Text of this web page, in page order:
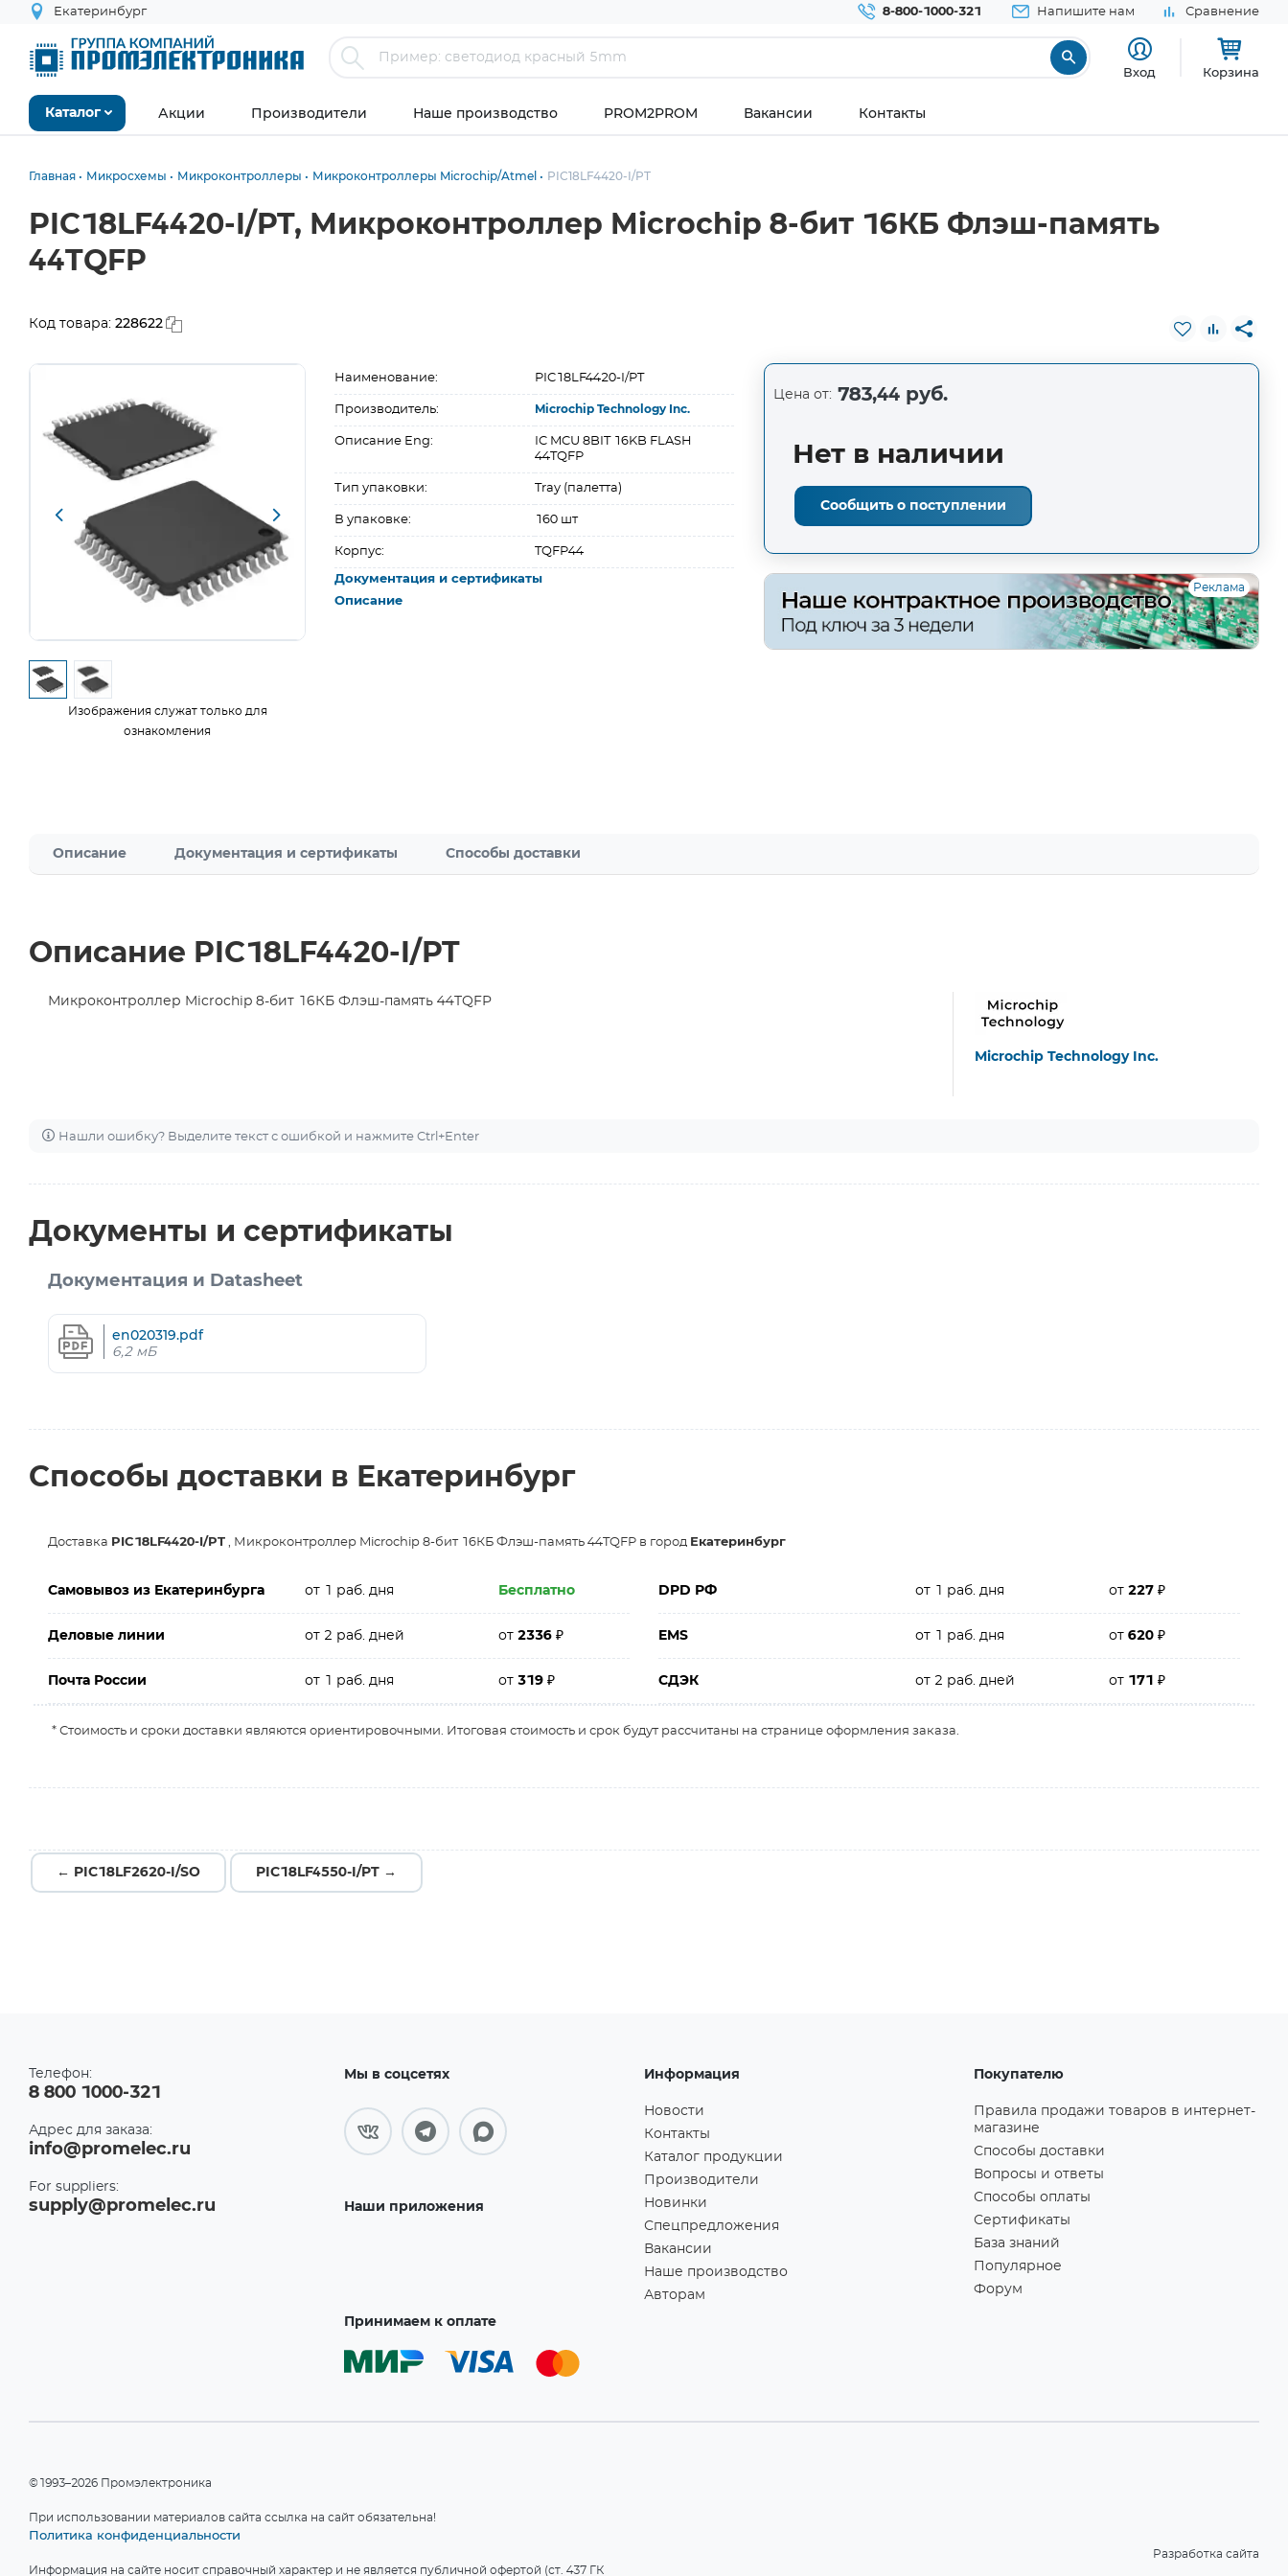
Екатеринбург 8-800-1000-321 Напишите нам Сравнение
Вход Корзина
Каталог Акции Производители Наше производство PROM2PROM Вакансии Контакты
Главная Микросхемы Микроконтроллеры Микроконтроллеры Microchip/Atmel PIC18LF4420-I/PT
PIC18LF4420-I/PT, Микроконтроллер Microchip 8-бит 16КБ Флэш-память
44TQFP
Код товара: 228622
Изображения служат только для
ознакомления
Наименование: PIC18LF4420-I/PT
Производитель: Microchip Technology Inc.
Описание Eng:
IC MCU 8BIT 16KB FLASH
44TQFP
Тип упаковки: Tray (палетта)
В упаковке: 160 шт
Корпус: TQFP44
Документация и сертификаты
Описание
Цена от: 783,44 руб.
Нет в наличии
Сообщить о поступлении
Реклама
Описание Документация и сертификаты Способы доставки
Описание PIC18LF4420-I/PT
Микроконтроллер Microchip 8-бит 16КБ Флэш-память 44TQFP
Microchip Technology Inc.
Нашли ошибку? Выделите текст с ошибкой и нажмите Ctrl+Enter
Документы и сертификаты
Документация и Datasheet
en020319.pdf
6,2 мБ
Способы доставки в Екатеринбург
Доставка PIC18LF4420-I/PT , Микроконтроллер Microchip 8-бит 16КБ Флэш-память 44TQFP в город Екатеринбург
Самовывоз из Екатеринбурга от 1 раб. дня Бесплатно DPD РФ от 1 раб. дня от227₽
Деловые линии от 2 раб. дней от2336₽ EMS от 1 раб. дня от620₽
Почта России от 1 раб. дня от319₽ СДЭК от 2 раб. дней от 171₽
* Стоимость и сроки доставки являются ориентировочными. Итоговая стоимость и срок будут рассчитаны на странице оформления заказа.
← PIC18LF2620-I/SO PIC18LF4550-I/PT →
Телефон:
8 800 1000-321
Адрес для заказа:
info@promelec.ru
For suppliers:
supply@promelec.ru
Мы в соцсетях
Наши приложения
Принимаем к оплате
Информация
Новости
Контакты
Каталог продукции
Производители
Новинки
Спецпредложения
Вакансии
Наше производство
Авторам
Покупателю
Правила продажи товаров в интернет-
магазине
Способы доставки
Вопросы и ответы
Способы оплаты
Сертификаты
База знаний
Популярное
Форум
©1993–2026 Промэлектроника
При использовании материалов сайта ссылка на сайт обязательна!
Политика конфиденциальности
Информация на сайте носит справочный характер и не является публичной офертой (ст. 437 ГК
Разработка сайта
Подробнее